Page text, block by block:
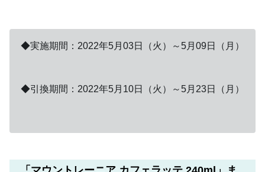
◆実施期間：2022年5月03日（火）～5月09日（月）
◆引換期間：2022年5月10日（火）～5月23日（月）